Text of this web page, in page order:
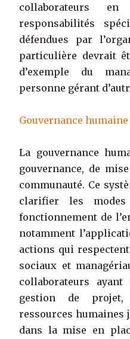
collaborateurs
responsabilités
défendues par
particulière devrait
d’exemple du
personne gérant
Gouvernance humaine
La gouvernance
gouvernance, de
communauté. Ce
clarifier les modes
fonctionnement de
notamment
actions qui
sociaux et
collaborateurs
gestion de projet,
ressources
dans la mise en